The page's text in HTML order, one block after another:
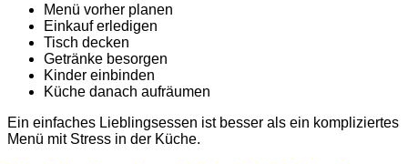
Menü vorher planen
Einkauf erledigen
Tisch decken
Getränke besorgen
Kinder einbinden
Küche danach aufräumen
Ein einfaches Lieblingsessen ist besser als ein kompliziertes
Menü mit Stress in der Küche.